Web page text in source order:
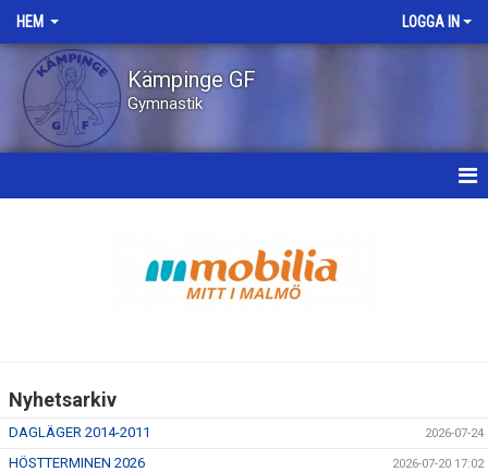
HEM LOGGA IN
Kämpinge GF
Gymnastik
KONTAKT
BILDGALLERI
Nyhetsarkiv
DAGLÄGER 2014-2011 2026-07-24
HÖSTTERMINEN 2026 2026-07-20 17:02